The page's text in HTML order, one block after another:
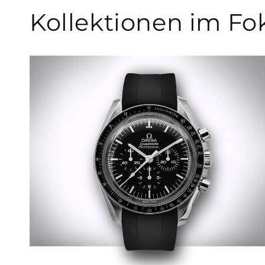
Kollektionen im